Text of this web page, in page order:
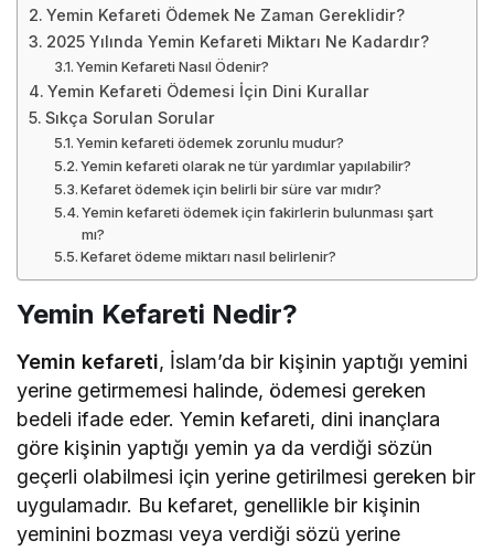
Yemin Kefareti Ödemek Ne Zaman Gereklidir?
2025 Yılında Yemin Kefareti Miktarı Ne Kadardır?
Yemin Kefareti Nasıl Ödenir?
Yemin Kefareti Ödemesi İçin Dini Kurallar
Sıkça Sorulan Sorular
Yemin kefareti ödemek zorunlu mudur?
Yemin kefareti olarak ne tür yardımlar yapılabilir?
Kefaret ödemek için belirli bir süre var mıdır?
Yemin kefareti ödemek için fakirlerin bulunması şart
mı?
Kefaret ödeme miktarı nasıl belirlenir?
Yemin Kefareti Nedir?
Yemin kefareti, İslam’da bir kişinin yaptığı yemini
yerine getirmemesi halinde, ödemesi gereken
bedeli ifade eder. Yemin kefareti, dini inançlara
göre kişinin yaptığı yemin ya da verdiği sözün
geçerli olabilmesi için yerine getirilmesi gereken bir
uygulamadır. Bu kefaret, genellikle bir kişinin
yeminini bozması veya verdiği sözü yerine